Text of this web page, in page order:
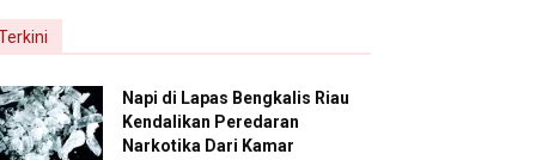
Napi di Lapas Bengkalis Riau
Kendalikan Peredaran
Narkotika Dari Kamar